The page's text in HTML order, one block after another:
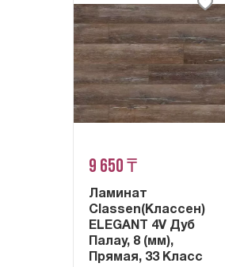
9 650 ₸
Ламинат
Classen(Классен)
ELEGANT 4V Дуб
Палау, 8 (мм),
Прямая, 33 Класс